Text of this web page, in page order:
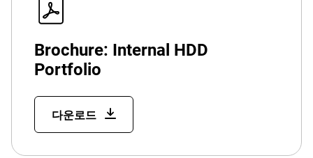
Brochure: Internal HDD
Portfolio
다운로드